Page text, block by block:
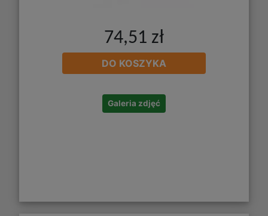
74,51 zł
DO KOSZYKA
Galeria zdjęć